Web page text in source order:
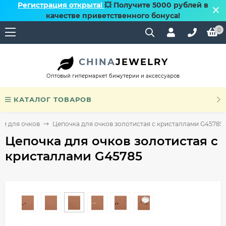
Регистрация открыта! 💥 Получите 5000 рублей в
качестве приветственного бонуса!
0
CHINAJEWELRY
Оптовый гипермаркет бижутерии и аксессуаров
КАТАЛОГ ТОВАРОВ
для очков Цепочка для очков золотистая с кристаллами G45785
Цепочка для очков золотистая с
кристаллами G45785